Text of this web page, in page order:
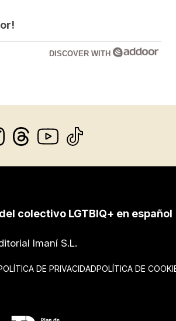
DISCOVER WITH
colectivo LGTBIQ+ en español
Imaní S.L.
DE PRIVACIDADPOLÍTICA DE